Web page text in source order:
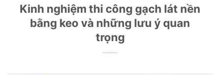
Kinh nghiệm thi công gạch lát nền
bằng keo và những lưu ý quan
trọng